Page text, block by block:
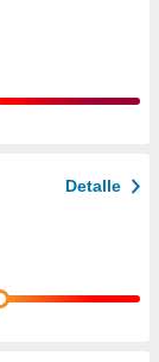
Detalle